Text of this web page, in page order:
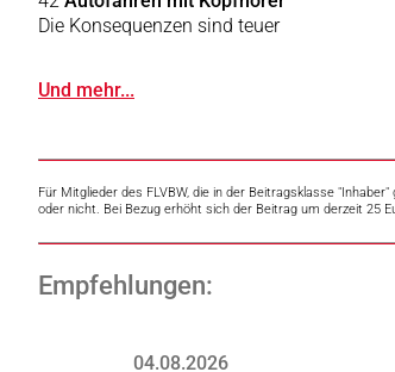
Die Konsequenzen sind teuer
Und mehr...
Für Mitglieder des FLVBW, die in der Beitragsklasse
oder nicht. Bei Bezug erhöht sich der Beitrag um derzeit 25
Empfehlungen:
04.08.2026